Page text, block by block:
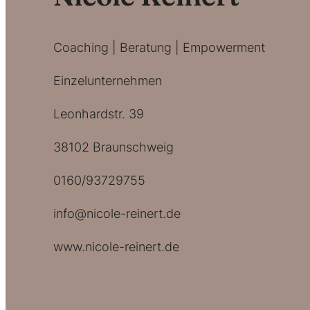
Coaching | Beratung | Empowerment
Einzelunternehmen
Leonhardstr. 39
38102 Braunschweig
0160/93729755
info@nicole-reinert.de
www.nicole-reinert.de